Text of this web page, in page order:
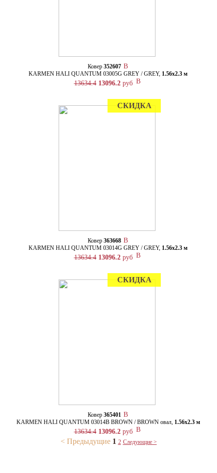
Ковер 352607
KARMEN HALI QUANTUM 03005G GREY / GREY, 1.56х2.3 м
13634.4 13096.2руб
СКИДКА
Ковер 363668
KARMEN HALI QUANTUM 03014G GREY / GREY, 1.56х2.3 м
13634.4 13096.2руб
СКИДКА
Ковер 365401
KARMEN HALI QUANTUM 03014B BROWN / BROWN овал, 1.56х2.3 м
13634.4 13096.2руб
< Предыдущие 1 2 Следующие >